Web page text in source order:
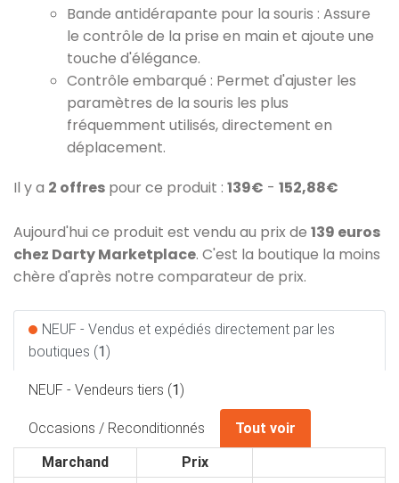
Bande antidérapante pour la souris : Assure
le contrôle de la prise en main et ajoute une
touche d'élégance.
Contrôle embarqué : Permet d'ajuster les
paramètres de la souris les plus
fréquemment utilisés, directement en
déplacement.
Il y a 2 offres pour ce produit : 139€ - 152,88€
Aujourd'hui ce produit est vendu au prix de 139 euros
chez Darty Marketplace. C'est la boutique la moins
chère d'après notre comparateur de prix.
NEUF - Vendus et expédiés directement par les
boutiques (1)
NEUF - Vendeurs tiers (1)
Occasions / Reconditionnés
Tout voir
Marchand
Prix